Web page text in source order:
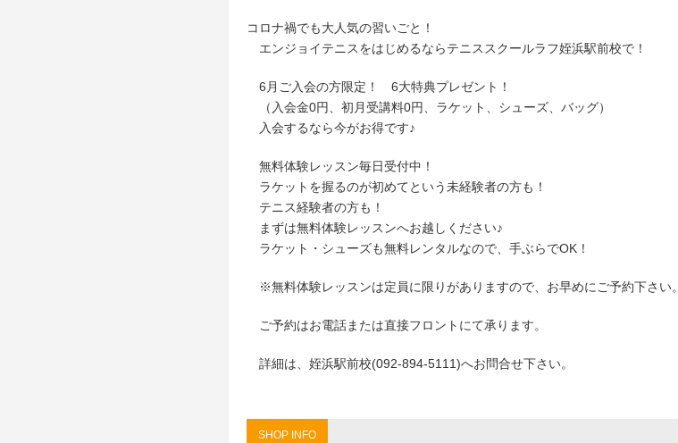
コロナ禍でも大人気の習いごと！
エンジョイテニスをはじめるならテニススクールラフ姪浜駅前校で！
6月ご入会の方限定！ 6大特典プレゼント！
（入会金0円、初月受講料0円、ラケット、シューズ、バッグ）
入会するなら今がお得です♪
無料体験レッスン毎日受付中！
ラケットを握るのが初めてという未経験者の方も！
テニス経験者の方も！
まずは無料体験レッスンへお越しください♪
ラケット・シューズも無料レンタルなので、手ぶらでOK！
※無料体験レッスンは定員に限りがありますので、お早めにご予約下さい。
ご予約はお電話または直接フロントにて承ります。
詳細は、姪浜駅前校(092-894-5111)へお問合せ下さい。
SHOP INFO